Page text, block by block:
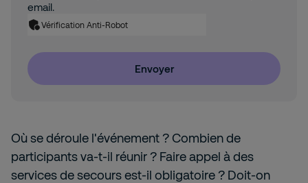
Où se déroule l'événement ? Combien de
participants va-t-il réunir ? Faire appel à des
services de secours est-il obligatoire ? Doit-on
email.
Vérification Anti-Robot
Envoyer